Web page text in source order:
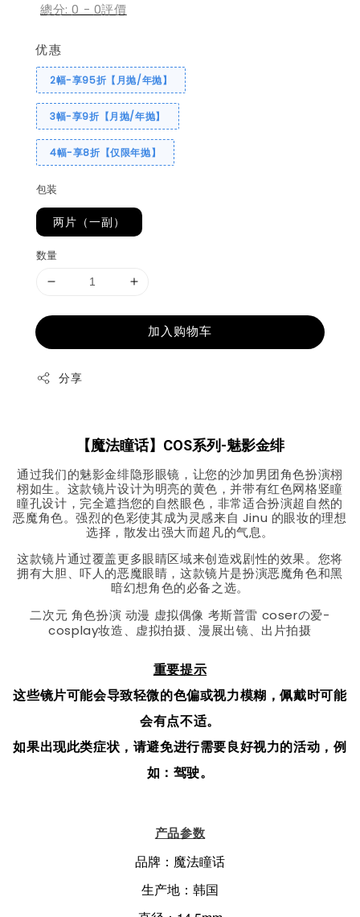
總分:0 - 0評價
优惠
2幅-享95折【月抛/年抛】
3幅-享9折【月抛/年抛】
4幅-享8折【仅限年抛】
包装
两片（一副）
数量
加入购物车
分享
【魔法瞳话】COS系列-魅影金绯
通过我们的魅影金绯隐形眼镜，让您的沙加男团角色扮演栩
栩如生。这款镜片设计为明亮的黄色，并带有红色网格竖瞳
瞳孔设计，完全遮挡您的自然眼色，非常适合扮演超自然的
恶魔角色。强烈的色彩使其成为灵感来自 Jinu 的眼妆的理想
选择，散发出强大而超凡的气息。
这款镜片通过覆盖更多眼睛区域来创造戏剧性的效果。您将
拥有大胆、吓人的恶魔眼睛，这款镜片是扮演恶魔角色和黑
暗幻想角色的必备之选。
二次元 角色扮演 动漫 虚拟偶像 考斯普雷 coserの爱-
cosplay妆造、虚拟拍摄、漫展出镜、出片拍摄
重要提示
这些镜片可能会导致轻微的色偏或视力模糊，佩戴时可能
会有点不适。
如果出现此类症状，请避免进行需要良好视力的活动，例
如：驾驶。
产品参数
品牌：魔法瞳话
生产地：韩国